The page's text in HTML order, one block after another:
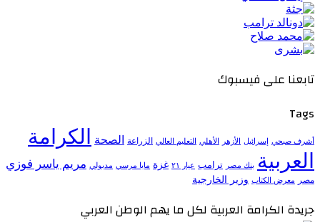
تابعنا على فيسبوك
Tags
أشرف صبحي إسرائيل الأزهر الأهلي التعليم العالي الزراعة الصحة
الكرامة
العربية
بنك مصر ترامب عيار ٢١ غزة مايا مرسي مدبولي مريم ياسر فوزي
مصر معرض الكتاب وزير الخارجية
جريدة الكرامة العربية لكل ما يهم الوطن العربي